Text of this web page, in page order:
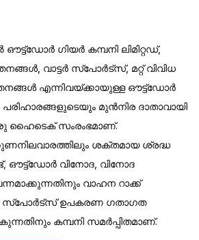
ഗിയർ കമ്പനി ലിമിറ്റഡ്,
വാട്ടർ സ്‌പോർട്‌സ്, മറ്റ് വിവിധ
എന്നിവയ്‌ക്കായുള്ള ഔട്ട്‌ഡോർ
മുൻനിര ദാതാവായി
ഹൈടെക് സംരംഭമാണ്.
ശക്തമായ ശ്രദ്ധ
ഔട്ട്‌ഡോർ വിനോദ, വിനോദ
വാഹന റാക്ക്
ഉപകരണ ഗതാഗത
കമ്പനി സമർപ്പിതമാണ്.